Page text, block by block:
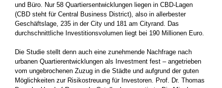
und Büro. Nur 58 Quartiersentwicklungen liegen in CBD-Lagen
(CBD steht für Central Business District), also in allerbester
Geschäftslage, 235 in der City und 181 am Cityrand. Das
durchschnittliche Investitionsvolumen liegt bei 190 Millionen Euro.
Die Studie stellt denn auch eine zunehmende Nachfrage nach
urbanen Quartierentwicklungen als Investment fest ­– angetrieben
vom ungebrochenen Zuzug in die Städte und aufgrund der guten
Möglichkeiten zur Risikostreuung für Investoren. Prof. Dr. Thomas